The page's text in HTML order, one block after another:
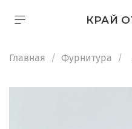
КРАЙ
Главная Фурнитура